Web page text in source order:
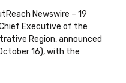
Newswire – 19
Executive of the
Region, announced
16), with the